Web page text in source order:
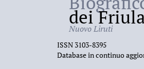
dei
Nuovo Liruti
ISSN 3103-8395
Database in continuo